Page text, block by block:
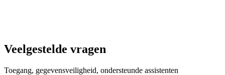
Veelgestelde vragen
Toegang, gegevensveiligheid, ondersteunde assistenten